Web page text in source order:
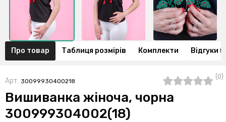
Про товар Таблиця розмірів Комплекти Відгуки
Арт. 30099930400218
(0)
Вишиванка жіноча, чорна
300999304002(18)